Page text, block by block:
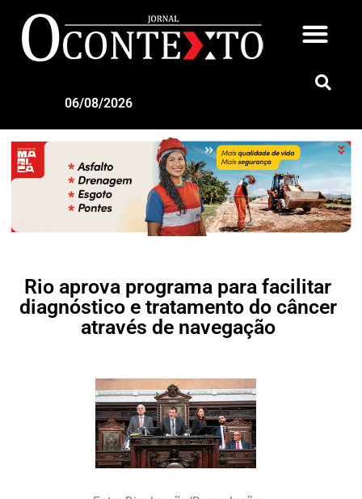
06/08/2026
Rio aprova programa para facilitar
diagnóstico e tratamento do câncer
através de navegação